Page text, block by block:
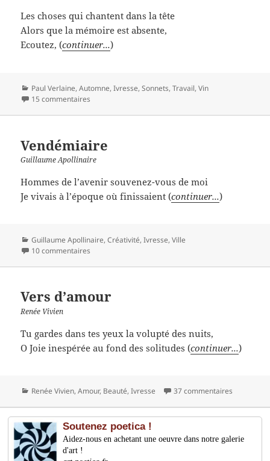
Les choses qui chantent dans la tête
Alors que la mémoire est absente,
Ecoutez, (continuer...)
Catégories
Paul Verlaine,Automne,Ivresse,Sonnets,Travail,Vin
15 commentaires
Vendémiaire
Guillaume Apollinaire
Hommes de l’avenir souvenez-vous de moi
Je vivais à l’époque où finissaient (continuer...)
Catégories
Guillaume Apollinaire,Créativité,Ivresse,Ville
10 commentaires
Vers d’amour
Renée Vivien
Tu gardes dans tes yeux la volupté des nuits,
O Joie inespérée au fond des solitudes (continuer...)
Catégories
Renée Vivien,Amour, Beauté,Ivresse 37 commentaires
Soutenez poetica !
Aidez-nous en achetant une oeuvre dans notre galerie
d'art !